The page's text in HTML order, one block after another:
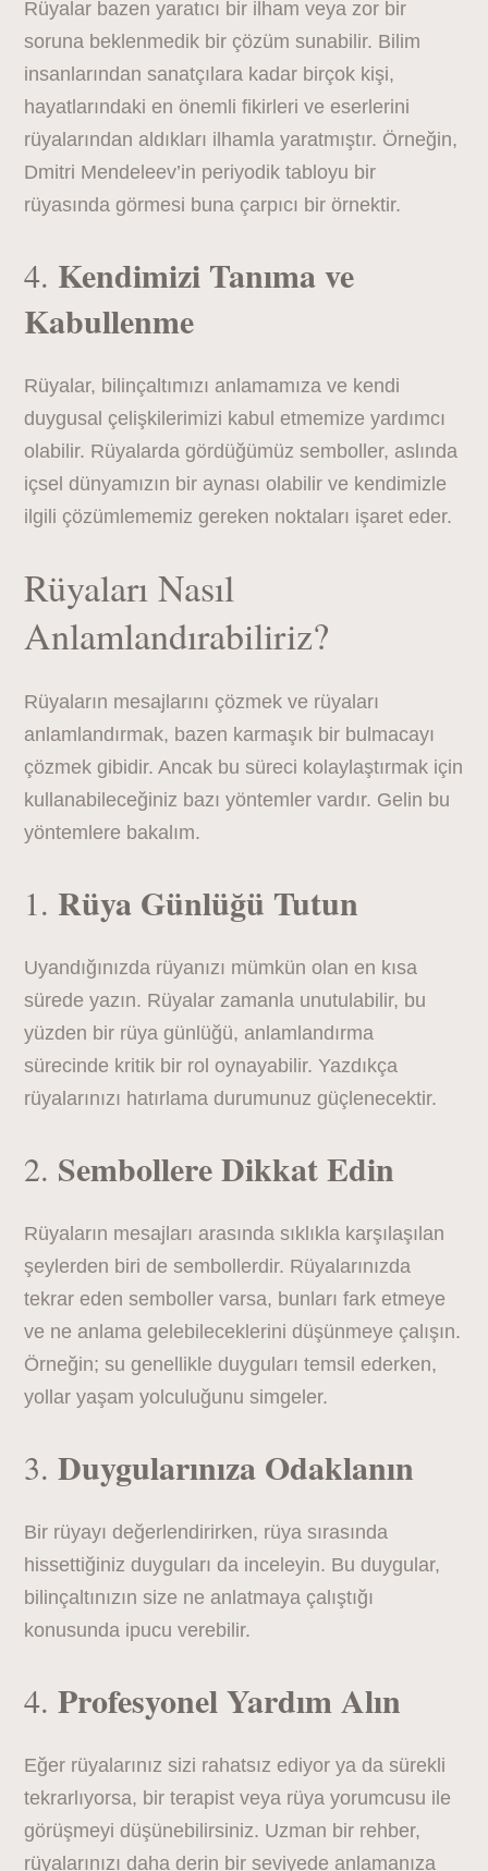
Rüyalar bazen yaratıcı bir ilham veya zor bir
soruna beklenmedik bir çözüm sunabilir. Bilim
insanlarından sanatçılara kadar birçok kişi,
hayatlarındaki en önemli fikirleri ve eserlerini
rüyalarından aldıkları ilhamla yaratmıştır. Örneğin,
Dmitri Mendeleev’in periyodik tabloyu bir
rüyasında görmesi buna çarpıcı bir örnektir.
4. Kendimizi Tanıma ve
Kabullenme
Rüyalar, bilinçaltımızı anlamamıza ve kendi
duygusal çelişkilerimizi kabul etmemize yardımcı
olabilir. Rüyalarda gördüğümüz semboller, aslında
içsel dünyamızın bir aynası olabilir ve kendimizle
ilgili çözümlememiz gereken noktaları işaret eder.
Rüyaları Nasıl
Anlamlandırabiliriz?
Rüyaların mesajlarını çözmek ve rüyaları
anlamlandırmak, bazen karmaşık bir bulmacayı
çözmek gibidir. Ancak bu süreci kolaylaştırmak için
kullanabileceğiniz bazı yöntemler vardır. Gelin bu
yöntemlere bakalım.
1.Rüya Günlüğü Tutun
Uyandığınızda rüyanızı mümkün olan en kısa
sürede yazın. Rüyalar zamanla unutulabilir, bu
yüzden bir rüya günlüğü, anlamlandırma
sürecinde kritik bir rol oynayabilir. Yazdıkça
rüyalarınızı hatırlama durumunuz güçlenecektir.
2. Sembollere Dikkat Edin
Rüyaların mesajları arasında sıklıkla karşılaşılan
şeylerden biri de sembollerdir. Rüyalarınızda
tekrar eden semboller varsa, bunları fark etmeye
ve ne anlama gelebileceklerini düşünmeye çalışın.
Örneğin; su genellikle duyguları temsil ederken,
yollar yaşam yolculuğunu simgeler.
3.Duygularınıza Odaklanın
Bir rüyayı değerlendirirken, rüya sırasında
hissettiğiniz duyguları da inceleyin. Bu duygular,
bilinçaltınızın size ne anlatmaya çalıştığı
konusunda ipucu verebilir.
4.Profesyonel Yardım Alın
Eğer rüyalarınız sizi rahatsız ediyor ya da sürekli
tekrarlıyorsa, bir terapist veya rüya yorumcusu ile
görüşmeyi düşünebilirsiniz. Uzman bir rehber,
rüyalarınızı daha derin bir seviyede anlamanıza